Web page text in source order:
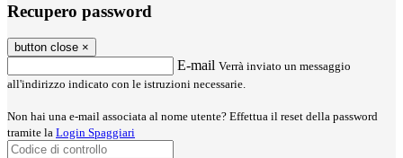
Recupero password
button close ×
E-mail Verrà inviato un messaggio
all'indirizzo indicato con le istruzioni necessarie.
Non hai una e-mail associata al nome utente? Effettua il reset della password
tramite la Login Spaggiari